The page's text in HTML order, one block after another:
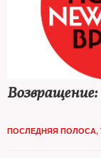
ПОСЛЕДНЯЯ ПОЛОСА,